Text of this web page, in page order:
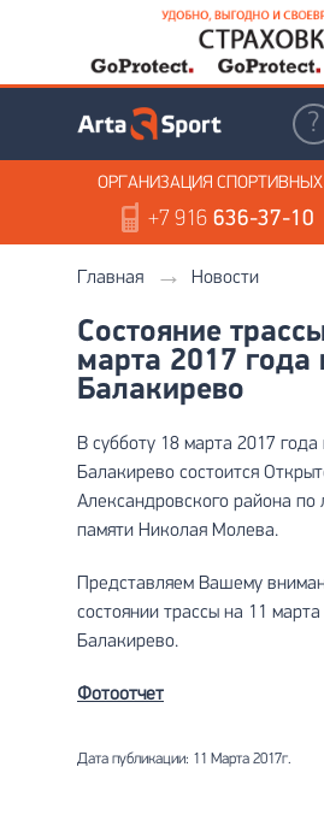
ОРГАНИЗАЦИЯ
+7 916636-37-10
Главная Новости
Состояние
марта 2017 года
Балакирево
В субботу 18 марта 2017 года
Балакирево состоится
Александровского района
памяти Николая Молева.
Представляем Вашему
состоянии трассы на 11
Балакирево.
Фотоотчет
Дата публикации: 11 Марта 2017г.